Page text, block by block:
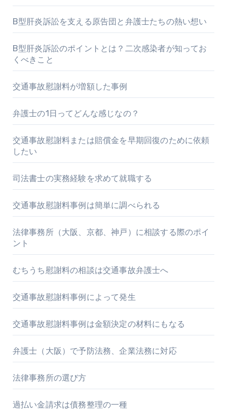
B型肝炎訴訟を支える原告団と弁護士たちの熱い想い
B型肝炎訴訟のポイントとは？二次感染者が知ってお
くべきこと
交通事故慰謝料が増額した事例
弁護士の1日ってどんな感じなの？
交通事故慰謝料または賠償金を早期回復のために依頼
したい
司法書士の実務経験を求めて就職する
交通事故慰謝料事例は簡単に調べられる
法律事務所（大阪、京都、神戸）に相談する際のポイ
ント
むちうち慰謝料の相談は交通事故弁護士へ
交通事故慰謝料事例によって発生
交通事故慰謝料事例は金額決定の材料にもなる
弁護士（大阪）で予防法務、企業法務に対応
法律事務所の選び方
過払い金請求は債務整理の一種